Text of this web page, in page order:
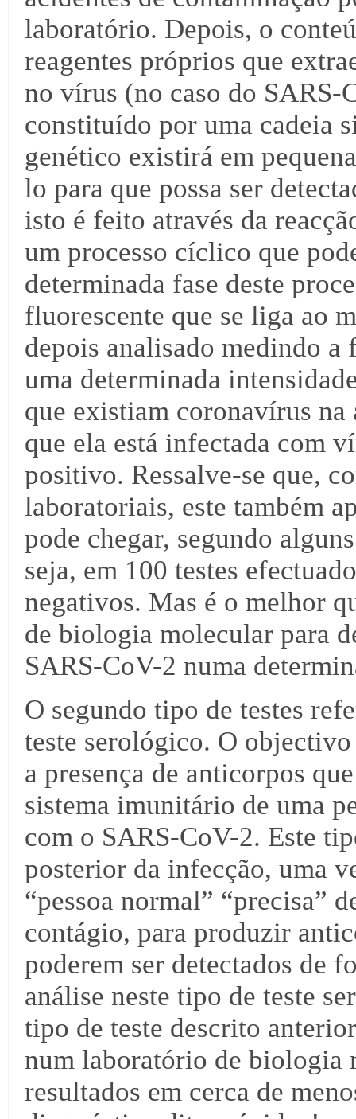
laboratório. Depois, o
reagentes próprios que
no vírus (no caso do SARS-
constituído por uma cadeia
genético existirá em
lo para que possa ser
isto é feito através da
um processo cíclico que
determinada fase deste
fluorescente que se liga ao
depois analisado medindo a
uma determinada
que existiam coronavírus na
que ela está infectada com
positivo. Ressalve-se que,
laboratoriais, este também
pode chegar, segundo
seja, em 100 testes
negativos. Mas é o melhor
de biologia molecular para
SARS-CoV-2 numa
O segundo tipo de testes
teste serológico. O
a presença de anticorpos
sistema imunitário de uma
com o SARS-CoV-2. Este
posterior da infecção, uma
“pessoa normal” “precisa”
contágio, para produzir
poderem ser detectados de
análise neste tipo de teste
tipo de teste descrito
num laboratório de biologia
resultados em cerca de